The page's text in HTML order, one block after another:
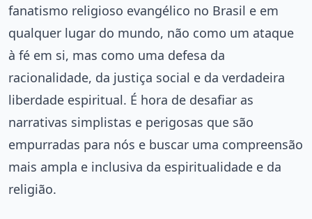
fanatismo religioso evangélico no Brasil e em
qualquer lugar do mundo, não como um ataque
à fé em si, mas como uma defesa da
racionalidade, da justiça social e da verdadeira
liberdade espiritual. É hora de desafiar as
narrativas simplistas e perigosas que são
empurradas para nós e buscar uma compreensão
mais ampla e inclusiva da espiritualidade e da
religião.